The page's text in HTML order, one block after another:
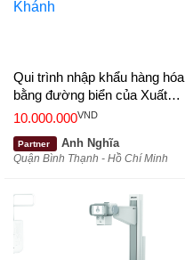
Qui trình nhập khẩu hàng hóa
bằng đường biển của Xuất
Nhập Khẩu Nhật Minh Khánh
10.000.000VND
Partner Anh Nghĩa
Quận Bình Thạnh - Hồ Chí Minh